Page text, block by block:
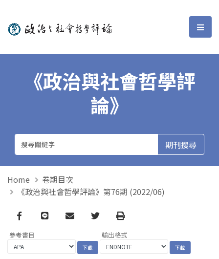
政治與社會哲學評論 選
《政治與社會哲學評
論》
Home
卷期目次
《政治與社會哲學評論》第76期 (2022/06)
Facebook
line email TwitterPrint
參考書目 輸出格式